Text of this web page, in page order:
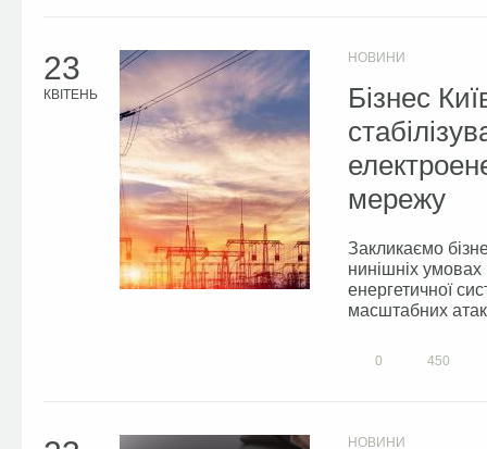
23
КВІТЕНЬ
НОВИНИ
Бізнес
мережу
Закликаємо
нинішніх умовах
енергетичної
масштабних
0 450
НОВИНИ